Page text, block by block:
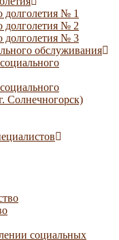
долголетия № 1
долголетия № 2
долголетия № 3
обслуживания
Солнечногорск)
социальных